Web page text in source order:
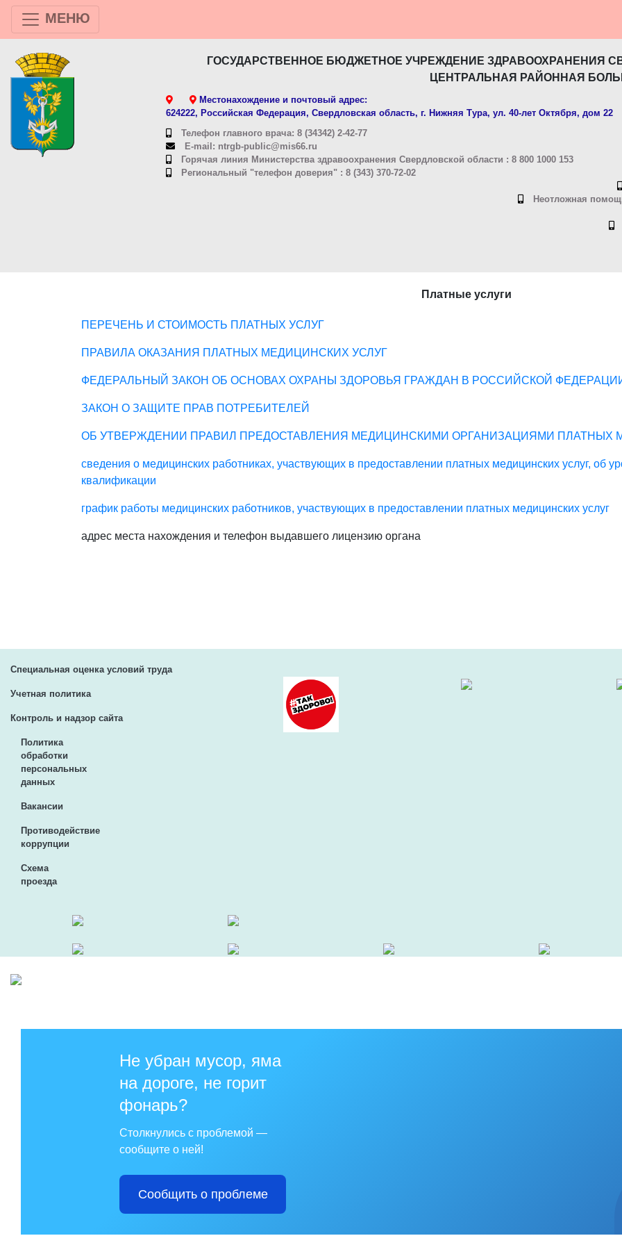
МЕНЮ
ГОСУДАРСТВЕННОЕ БЮДЖЕТНОЕ УЧРЕЖДЕНИЕ ЗДРАВООХРАНЕНИЯ
ЦЕНТРАЛЬНАЯ РАЙОННАЯ
Местонахождение и почтовый адрес:
624222, Российская Федерация, Свердловская область, г. Нижняя Тура, ул. 40-лет Октября, дом 22
Телефон главного врача: 8 (34342) 2-42-77
E-mail: ntrgb-public@mis66.ru
Горячая линия Министерства здравоохранения Свердловской области : 8 800 1000 153
Региональный "телефон доверия" : 8 (343) 370-72-02
Неотложная
Платные услуги
ПЕРЕЧЕНЬ И СТОИМОСТЬ ПЛАТНЫХ УСЛУГ
ПРАВИЛА ОКАЗАНИЯ ПЛАТНЫХ МЕДИЦИНСКИХ УСЛУГ
ФЕДЕРАЛЬНЫЙ ЗАКОН ОБ ОСНОВАХ ОХРАНЫ ЗДОРОВЬЯ ГРАЖДАН В РОССИЙСКОЙ
ЗАКОН О ЗАЩИТЕ ПРАВ ПОТРЕБИТЕЛЕЙ
ОБ УТВЕРЖДЕНИИ ПРАВИЛ ПРЕДОСТАВЛЕНИЯ МЕДИЦИНСКИМИ ОРГАНИЗАЦИЯМИ ПЛАТНЫХ
сведения о медицинских работниках, участвующих в предоставлении платных медицинских услуг, об
квалификации
график работы медицинских работников, участвующих в предоставлении платных медицинских услуг
адрес места нахождения и телефон выдавшего лицензию органа
Специальная оценка условий труда
Учетная политика
Контроль и надзор сайта
Политика
обработки
персональных
данных
Вакансии
Противодействие
коррупции
Схема
проезда
Не убран мусор, яма
на дороге, не горит
фонарь?
Столкнулись с проблемой —
сообщите о ней!
Сообщить о проблеме